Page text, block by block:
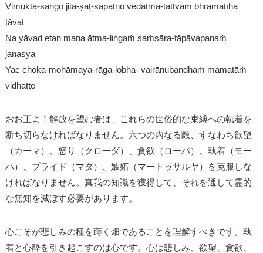
Vimukta-saṅgo jita-ṣaṭ-sapatno vedātma-tattvaṁ bhramatīha
tāvat
Na yāvad etan mana ātma-liṅgaṁ saṁsāra-tāpāvapanaṁ
janasya
Yac choka-mohāmaya-rāga-lobha- vairānubandhaṁ mamatāṁ
vidhatte
おお王よ！解放を望む者は、これらの世俗的な束縛への執着を
断ち切らなければなりません。六つの内なる敵、すなわち欲望
（カーマ）、怒り（クローダ）、貪欲（ローバ）、執着（モー
ハ）、プライド（マダ）、嫉妬（マートゥサルヤ）を克服しな
ければなりません。真我の知識を獲得して、それを通して霊的
な無知を滅ぼす必要があります。
心こそが悲しみの種を蒔く畑であることを理解すべきです。執
着と心酔を引き起こすのは心です。心は悲しみ、欲望、貪欲、